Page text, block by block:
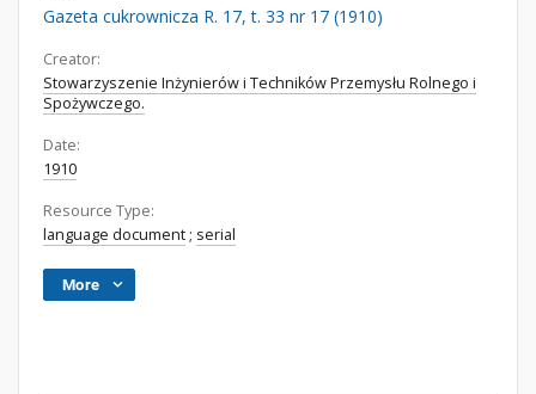
Gazeta cukrownicza R. 17, t. 33 nr 17 (1910)
Creator:
Stowarzyszenie Inżynierów i Techników Przemysłu Rolnego i
Spożywczego.
Date:
1910
Resource Type:
language document ; serial
More